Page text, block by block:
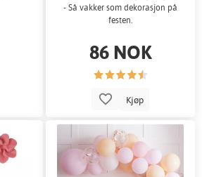
- Så vakker som dekorasjon på
festen.
86 NOK
Kjøp